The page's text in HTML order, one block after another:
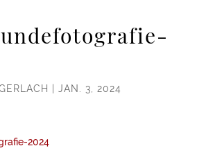
JAN. 3, 2024
2024